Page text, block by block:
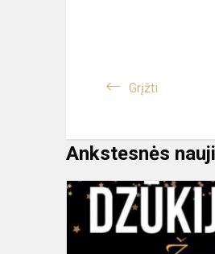
Grįžti
Ankstesnės